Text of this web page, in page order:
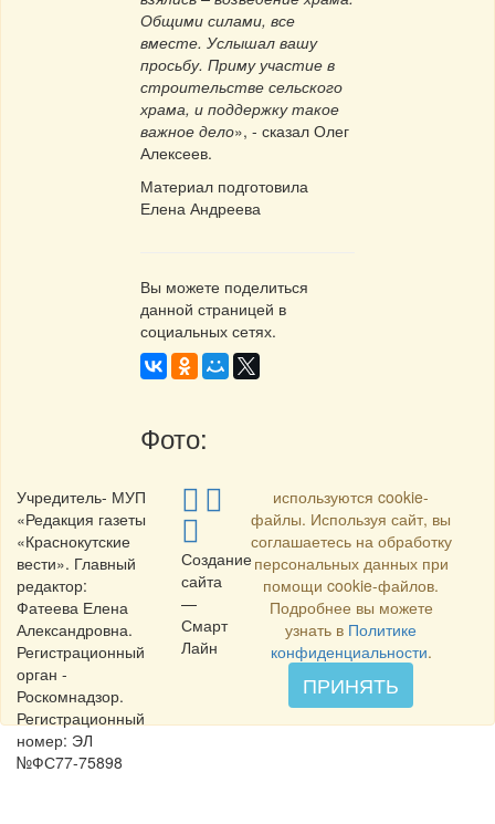
Общими силами, все
вместе. Услышал вашу
просьбу. Приму участие в
строительстве сельского
храма, и поддержку такое
важное дело», - сказал Олег
Алексеев.
Материал подготовила
Елена Андреева
Вы можете поделиться
данной страницей в
социальных сетях.
Фото:
Учредитель- МУП
«Редакция газеты
«Краснокутские
вести». Главный
редактор:
Фатеева Елена
Александровна.
Регистрационный
орган -
Роскомнадзор.
Регистрационный
номер: ЭЛ
№ФС77-75898
Создание
сайта
—
Смарт
Лайн
используются cookie-
файлы. Используя сайт, вы
соглашаетесь на обработку
персональных данных при
помощи cookie-файлов.
Подробнее вы можете
узнать в Политике
конфиденциальности.
ПРИНЯТЬ